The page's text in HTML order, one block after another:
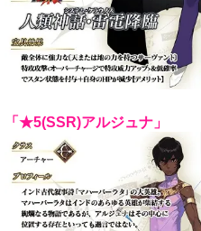
「★5(SSR)アルジュナ」